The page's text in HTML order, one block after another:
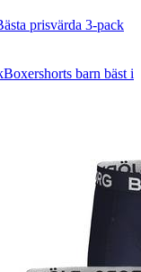
prisvärda 3-pack
Boxershorts barn bäst i